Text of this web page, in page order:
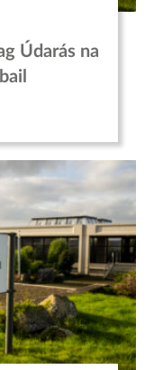
Údarás na